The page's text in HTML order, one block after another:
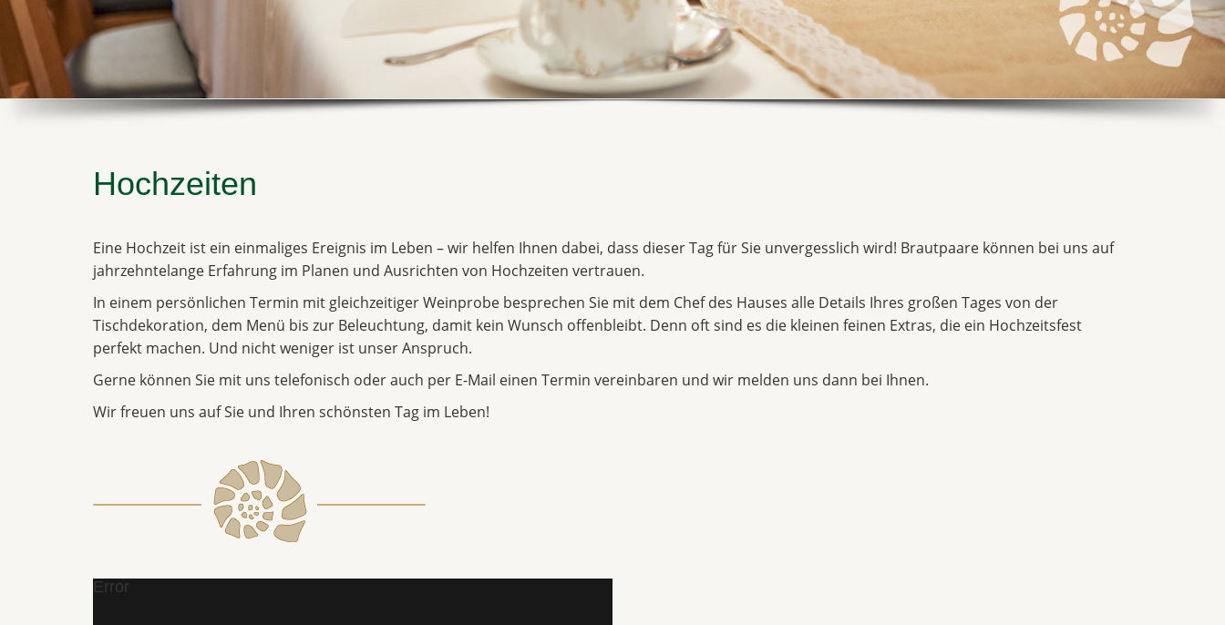
Hochzeiten
Eine Hochzeit ist ein einmaliges Ereignis im Leben – wir helfen Ihnen dabei, dass dieser Tag für Sie unvergesslich wird! Brautpaare können bei uns auf
jahrzehntelange Erfahrung im Planen und Ausrichten von Hochzeiten vertrauen.
In einem persönlichen Termin mit gleichzeitiger Weinprobe besprechen Sie mit dem Chef des Hauses alle Details Ihres großen Tages von der
Tischdekoration, dem Menü bis zur Beleuchtung, damit kein Wunsch offenbleibt. Denn oft sind es die kleinen feinen Extras, die ein Hochzeitsfest
perfekt machen. Und nicht weniger ist unser Anspruch.
Gerne können Sie mit uns telefonisch oder auch per E-Mail einen Termin vereinbaren und wir melden uns dann bei Ihnen.
Wir freuen uns auf Sie und Ihren schönsten Tag im Leben!
Error